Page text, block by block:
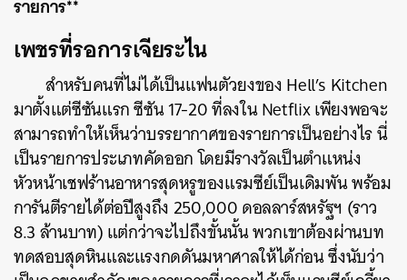
รายการ**
เพชรที่รอการเจียระไน
สำหรับคนที่ไม่ได้เป็นแฟนตัวยงของ Hell’s Kitchen
มาตั้งแต่ซีซันแรก ซีซัน 17-20 ที่ลงใน Netflix เพียงพอจะ
สามารถทำให้เห็นว่าบรรยากาศของรายการเป็นอย่างไร นี่
เป็นรายการประเภทคัดออก โดยมีรางวัลเป็นตำแหน่ง
หัวหน้าเชฟร้านอาหารสุดหรูของแรมซีย์เป็นเดิมพัน พร้อม
การันตีรายได้ต่อปีสูงถึง 250,000 ดอลลาร์สหรัฐฯ (ราว
8.3 ล้านบาท) แต่กว่าจะไปถึงขั้นนั้น พวกเขาต้องผ่านบท
ทดสอบสุดหินและแรงกดดันมหาศาลให้ได้ก่อน ซึ่งนับว่า